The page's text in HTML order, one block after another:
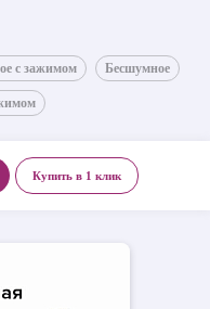
с зажимом Бесшумное
Купить в 1 клик